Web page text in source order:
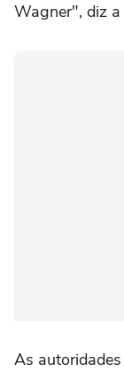
Wagner", diz a
As